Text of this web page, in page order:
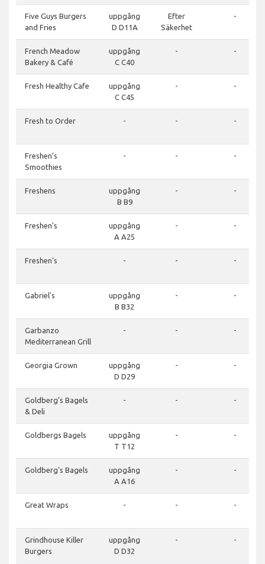
Five Guys Burgers
and Fries
uppgång
D D11A
Efter
Säkerhet
-
French Meadow
Bakery & Café
uppgång
C C40
- -
Fresh Healthy Cafe
uppgång
C C45
- -
Fresh to Order - - -
Freshen’s
Smoothies
- - -
Freshens
uppgång
B B9
- -
Freshen's
uppgång
A A25
- -
Freshen's - - -
Gabriel's
uppgång
B B32
- -
Garbanzo
Mediterranean Grill
- - -
Georgia Grown
uppgång
D D29
- -
Goldberg’s Bagels
& Deli
- - -
Goldbergs Bagels
uppgång
T T12
- -
Goldberg's Bagels
uppgång
A A16
- -
Great Wraps - - -
Grindhouse Killer
Burgers
uppgång
D D32
- -